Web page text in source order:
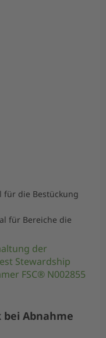
für die Bestückung
für Bereiche die
der
Stewardship
FSC® N002855
bei Abnahme